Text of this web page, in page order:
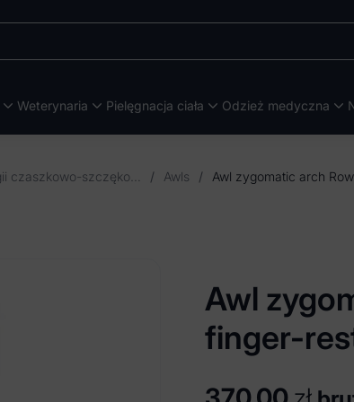
Weterynaria Pielęgnacja ciała Odzież medyczna
/ Awls /
Awl
finger-